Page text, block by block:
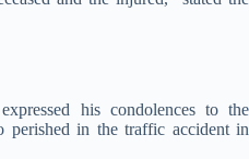
his condolences to the
perished in the traffic accident in